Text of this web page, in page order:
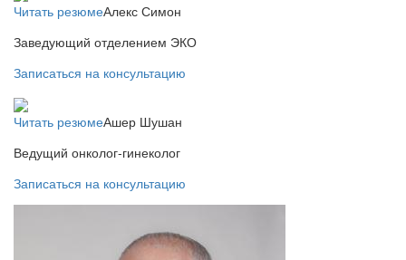
Читать резюмеАлекс Симон
Заведующий отделением ЭКО
Записаться на консультацию
Читать резюмеАшер Шушан
Ведущий онколог-гинеколог
Записаться на консультацию